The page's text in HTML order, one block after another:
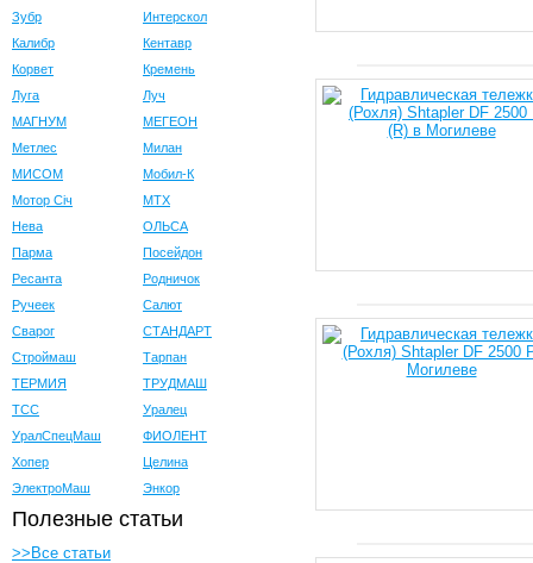
Зубр
Интерскол
Калибр
Кентавр
Корвет
Кремень
Луга
Луч
МАГНУМ
МЕГЕОН
Метлес
Милан
МИСОМ
Мобил-К
Мотор Сiч
МТХ
Нева
ОЛЬСА
Парма
Посейдон
Ресанта
Родничок
Ручеек
Салют
Сварог
СТАНДАРТ
Строймаш
Тарпан
ТЕРМИЯ
ТРУДМАШ
ТСС
Уралец
УралСпецМаш
ФИОЛЕНТ
Хопер
Целина
ЭлектроМаш
Энкор
Полезные статьи
>>Все статьи